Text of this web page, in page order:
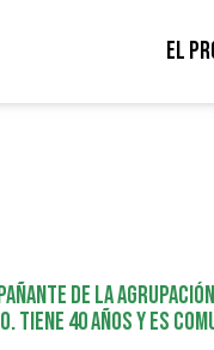
El
de la agrupación
Tiene 40 años y es